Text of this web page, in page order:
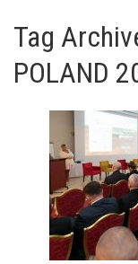
Tag
POLAND